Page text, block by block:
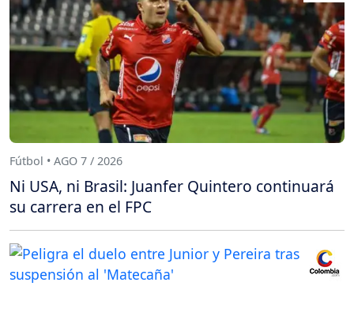
Fútbol • AGO 7 / 2026
Ni USA, ni Brasil: Juanfer Quintero continuará
su carrera en el FPC